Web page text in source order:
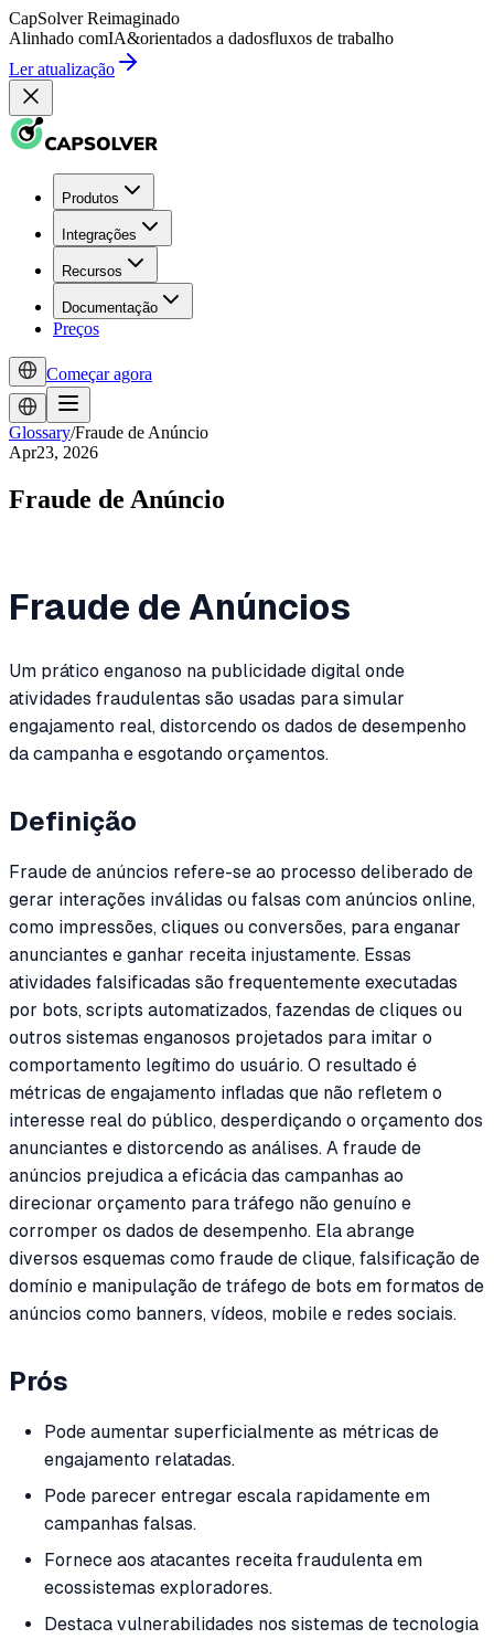
CapSolver Reimaginado
Alinhado comIA&orientados a dadosfluxos de trabalho
Ler atualização
Produtos
Integrações
Recursos
Documentação
Preços
Começar agora
Glossary/Fraude de Anúncio
Apr23, 2026
Fraude de Anúncio
Fraude de Anúncios
Um prático enganoso na publicidade digital onde
atividades fraudulentas são usadas para simular
engajamento real, distorcendo os dados de desempenho
da campanha e esgotando orçamentos.
Definição
Fraude de anúncios refere-se ao processo deliberado de
gerar interações inválidas ou falsas com anúncios online,
como impressões, cliques ou conversões, para enganar
anunciantes e ganhar receita injustamente. Essas
atividades falsificadas são frequentemente executadas
por bots, scripts automatizados, fazendas de cliques ou
outros sistemas enganosos projetados para imitar o
comportamento legítimo do usuário. O resultado é
métricas de engajamento infladas que não refletem o
interesse real do público, desperdiçando o orçamento dos
anunciantes e distorcendo as análises. A fraude de
anúncios prejudica a eficácia das campanhas ao
direcionar orçamento para tráfego não genuíno e
corromper os dados de desempenho. Ela abrange
diversos esquemas como fraude de clique, falsificação de
domínio e manipulação de tráfego de bots em formatos de
anúncios como banners, vídeos, mobile e redes sociais.
Prós
Pode aumentar superficialmente as métricas de
engajamento relatadas.
Pode parecer entregar escala rapidamente em
campanhas falsas.
Fornece aos atacantes receita fraudulenta em
ecossistemas exploradores.
Destaca vulnerabilidades nos sistemas de tecnologia